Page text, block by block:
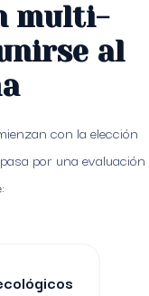
multi-
al
con la elección
por una evaluación